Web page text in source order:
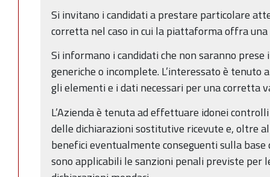
Si invitano i candidati a prestare particolare
corretta nel caso in cui la piattaforma offra
Si informano i candidati che non saranno
generiche o incomplete. L’interessato è
gli elementi e i dati necessari per una corretta
L’Azienda è tenuta ad effettuare idonei
delle dichiarazioni sostitutive ricevute e, oltre
benefici eventualmente conseguenti sulla
sono applicabili le sanzioni penali previste per